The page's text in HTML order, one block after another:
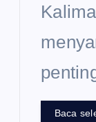
Baca